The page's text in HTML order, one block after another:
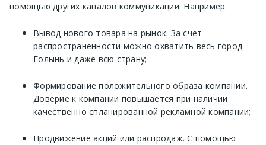
помощью других каналов коммуникации. Например:
Вывод нового товара на рынок. За счет
распространенности можно охватить весь город
Голынь и даже всю страну;
Формирование положительного образа компании.
Доверие к компании повышается при наличии
качественно спланированной рекламной компании;
Продвижение акций или распродаж. С помощью